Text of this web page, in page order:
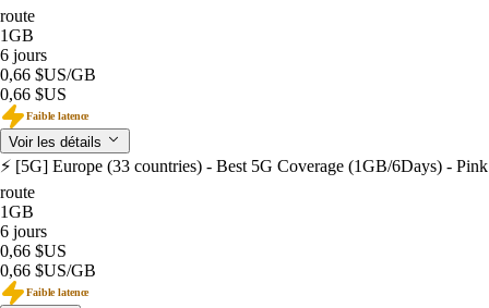
route
1GB
6 jours
0,66 $US/GB
0,66 $US
Faible latence
Voir les détails
⚡️ [5G] Europe (33 countries) - Best 5G Coverage (1GB/6Days) - Pink
route
1GB
6 jours
0,66 $US
0,66 $US/GB
Faible latence